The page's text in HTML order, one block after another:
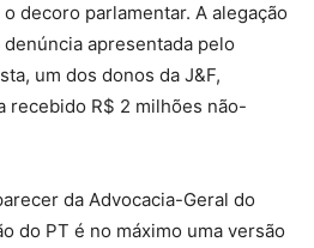
decoro parlamentar. A alegação
apresentada pelo
um dos donos da J&F,
recebido R$ 2 milhões não-
da Advocacia-Geral do
do PT é no máximo uma versão